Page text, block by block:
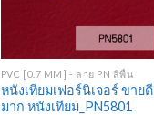
PVC [0.7 MM] - ลาย PN สีพื้น
หนังเทียมเฟอร์นิเจอร์ ขายดี
มาก หนังเทียม_PN5801